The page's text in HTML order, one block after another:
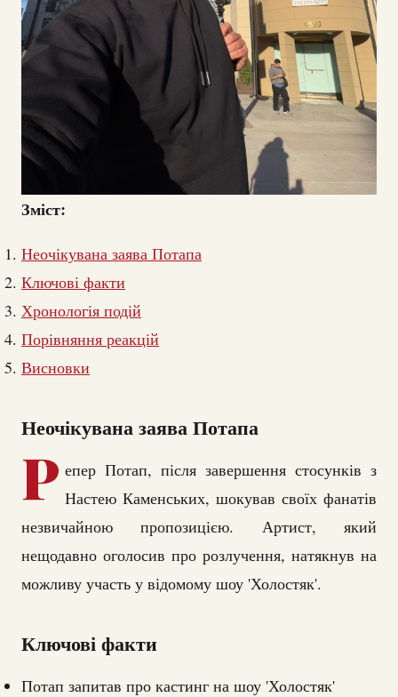
Зміст:
Неочікувана заява Потапа
Ключові факти
Хронологія подій
Порівняння реакцій
Висновки
Неочікувана заява Потапа
Р епер Потап, після завершення стосунків з
Настею Каменських, шокував своїх фанатів
незвичайною пропозицією. Артист, який
нещодавно оголосив про розлучення, натякнув на
можливу участь у відомому шоу 'Холостяк'.
Ключові факти
Потап запитав про кастинг на шоу 'Холостяк'